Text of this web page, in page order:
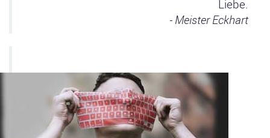
Liebe.
- Meister Eckhart